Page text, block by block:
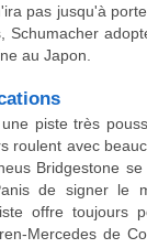
pas jusqu'à
Schumacher
au Japon.
piste très
roulent avec
Bridgestone se
de signer le
offre toujours
Mercedes de